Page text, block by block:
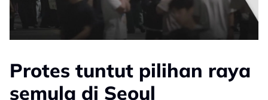
Protes tuntut pilihan raya
semula di Seoul